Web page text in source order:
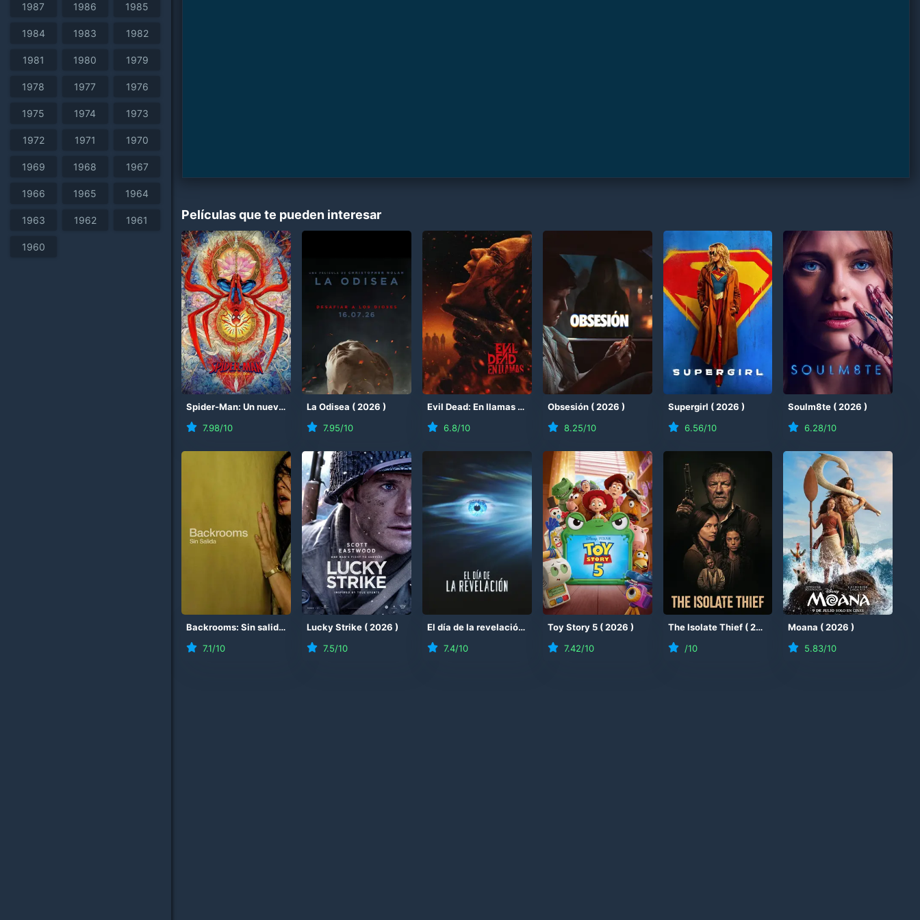
1987 1986 1985
1984 1983 1982
1981 1980 1979
1978 1977 1976
1975 1974 1973
1972 1971 1970
1969 1968 1967
1966 1965 1964
1963 1962 1961
1960
Películas que te pueden interesar
Spider-Man: Un nuevo día (2026)
7.98/10
La Odisea (2026 )
7.95/10
Evil Dead: En llamas (2026
)
6.8/10
Obsesión (2026 )
8.25/10
Supergirl (2026 )
6.56/10
Soulm8te (2026 )
6.28/10
Backrooms: Sin salida 2026)
7.1/10
Lucky Strike (2026 )
7.5/10
El día de la revelación 2026)
7.4/10
Toy Story 5 (2026 )
7.42/10
The Isolate Thief (2026
/10
Moana (2026 )
5.83/10